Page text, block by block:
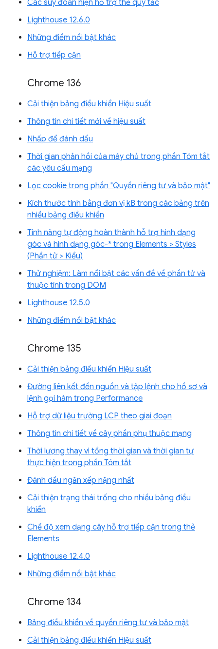
Các suy đoán hiện hỗ trợ thẻ quy tắc
Lighthouse 12.6.0
Những điểm nổi bật khác
Hỗ trợ tiếp cận
Chrome 136
Cải thiện bảng điều khiển Hiệu suất
Thông tin chi tiết mới về hiệu suất
Nhấp để đánh dấu
Thời gian phản hồi của máy chủ trong phần Tóm tắt
các yêu cầu mạng
Lọc cookie trong phần "Quyền riêng tư và bảo mật"
Kích thước tính bằng đơn vị kB trong các bảng trên
nhiều bảng điều khiển
Tính năng tự động hoàn thành hỗ trợ hình dạng
góc và hình dạng góc-* trong Elements > Styles
(Phần tử > Kiểu)
Thử nghiệm: Làm nổi bật các vấn đề về phần tử và
thuộc tính trong DOM
Lighthouse 12.5.0
Những điểm nổi bật khác
Chrome 135
Cải thiện bảng điều khiển Hiệu suất
Đường liên kết đến nguồn và tập lệnh cho hồ sơ và
lệnh gọi hàm trong Performance
Hỗ trợ dữ liệu trường LCP theo giai đoạn
Thông tin chi tiết về cây phần phụ thuộc mạng
Thời lượng thay vì tổng thời gian và thời gian tự
thực hiện trong phần Tóm tắt
Đánh dấu ngăn xếp nặng nhất
Cải thiện trạng thái trống cho nhiều bảng điều
khiển
Chế độ xem dạng cây hỗ trợ tiếp cận trong thẻ
Elements
Lighthouse 12.4.0
Những điểm nổi bật khác
Chrome 134
Bảng điều khiển về quyền riêng tư và bảo mật
Cải thiện bảng điều khiển Hiệu suất